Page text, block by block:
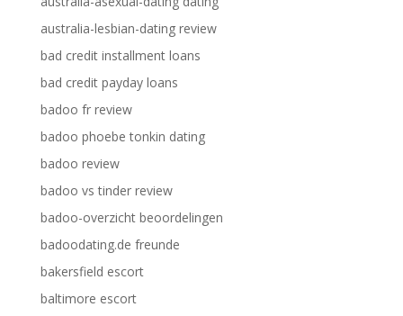
australia-lesbian-dating review
bad credit installment loans
bad credit payday loans
badoo fr review
badoo phoebe tonkin dating
badoo review
badoo vs tinder review
badoo-overzicht beoordelingen
badoodating.de freunde
bakersfield escort
baltimore escort